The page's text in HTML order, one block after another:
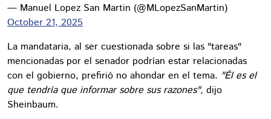
— Manuel Lopez San Martin (@MLopezSanMartin)
October 21, 2025
La mandataria, al ser cuestionada sobre si las "tareas"
mencionadas por el senador podrían estar relacionadas
con el gobierno, prefirió no ahondar en el tema. "Él es el
que tendría que informar sobre sus razones", dijo
Sheinbaum.